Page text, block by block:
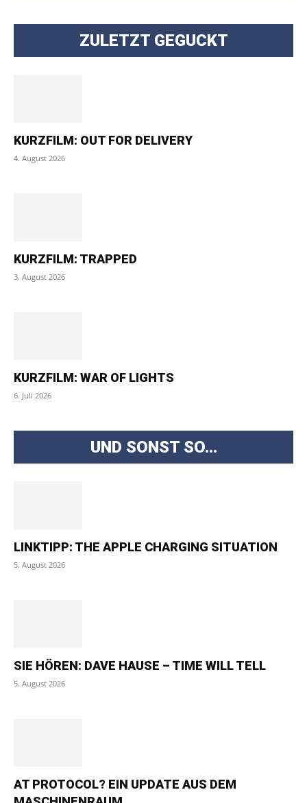
ZULETZT GEGUCKT
KURZFILM: OUT FOR DELIVERY
4. August 2026
KURZFILM: TRAPPED
3. August 2026
KURZFILM: WAR OF LIGHTS
6. Juli 2026
UND SONST SO...
LINKTIPP: THE APPLE CHARGING SITUATION
5. August 2026
SIE HÖREN: DAVE HAUSE – TIME WILL TELL
5. August 2026
AT PROTOCOL? EIN UPDATE AUS DEM